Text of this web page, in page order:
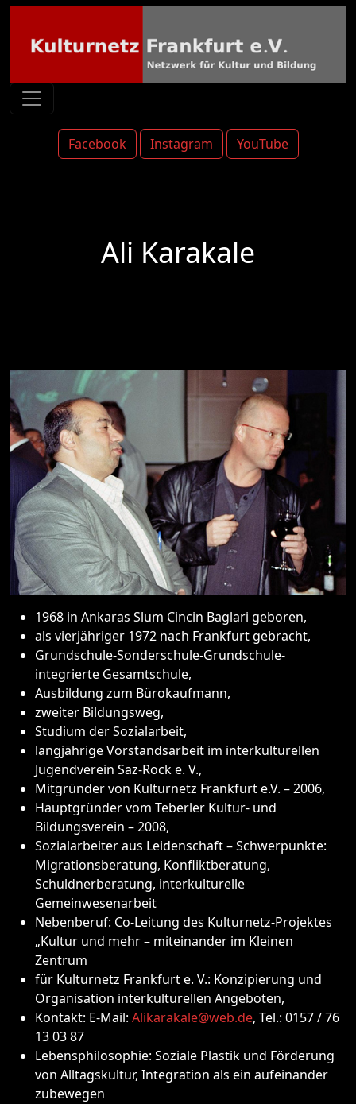
Facebook Instagram YouTube
Ali Karakale
1968 in Ankaras Slum Cincin Baglari geboren,
als vierjähriger 1972 nach Frankfurt gebracht,
Grundschule-Sonderschule-Grundschule-
integrierte Gesamtschule,
Ausbildung zum Bürokaufmann,
zweiter Bildungsweg,
Studium der Sozialarbeit,
langjährige Vorstandsarbeit im interkulturellen
Jugendverein Saz-Rock e. V.,
Mitgründer von Kulturnetz Frankfurt e.V. – 2006,
Hauptgründer vom Teberler Kultur- und
Bildungsverein – 2008,
Sozialarbeiter aus Leidenschaft – Schwerpunkte:
Migrationsberatung, Konfliktberatung,
Schuldnerberatung, interkulturelle
Gemeinwesenarbeit
Nebenberuf: Co-Leitung des Kulturnetz-Projektes
„Kultur und mehr – miteinander im Kleinen
Zentrum
für Kulturnetz Frankfurt e. V.: Konzipierung und
Organisation interkulturellen Angeboten,
Kontakt: E-Mail: Alikarakale@web.de, Tel.: 0157 / 76
13 03 87
Lebensphilosophie: Soziale Plastik und Förderung
von Alltagskultur, Integration als ein aufeinander
zubewegen